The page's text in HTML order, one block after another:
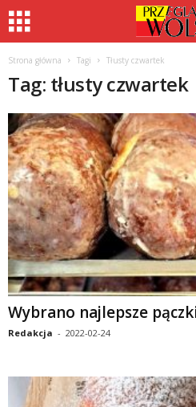
Strona główna Tagi Tłusty czwartek
Tag: tłusty czwartek
Wybrano najlepsze
Redakcja - 2022-02-24